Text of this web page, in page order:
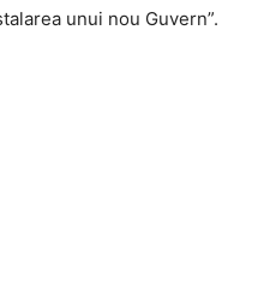
unui nou Guvern”.